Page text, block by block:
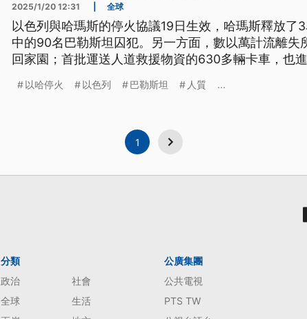
2025/1/20 12:31 全球
以色列與哈瑪斯的停火協議19日生效，哈瑪斯釋放了
中的90名巴勒斯坦囚犯。另一方面，數以萬計流離失
回家園；首批運送人道救援物資的630多輛卡車，也
以哈停火 以色列 巴勒斯坦 人質 ...
1
分類
政治
社會
全球
生活
公廣集團
公共電視
PTS TW